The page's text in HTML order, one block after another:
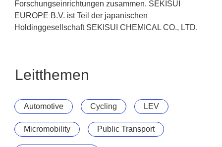
Forschungseinrichtungen zusammen. SEKISUI
EUROPE B.V. ist Teil der japanischen
Holdinggesellschaft SEKISUI CHEMICAL CO., LTD.
Leitthemen
Automotive Cycling LEV
Micromobility Public Transport